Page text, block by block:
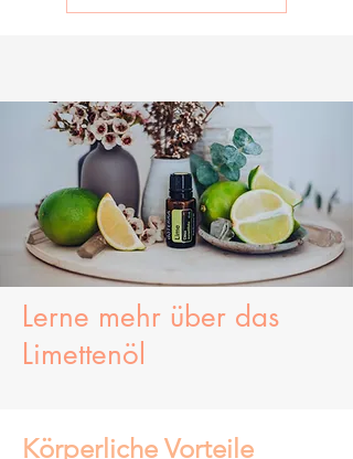
Lerne mehr über das
Limettenöl
Körperliche Vorteile